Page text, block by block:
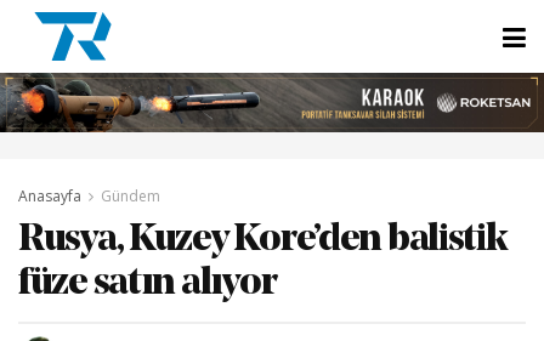
Anasayfa Gündem
Rusya, Kuzey Kore’den balistik
füze satın alıyor